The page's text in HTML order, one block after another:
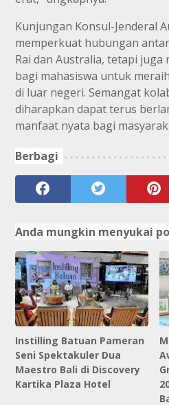
Kunjungan Konsul-Jenderal
memperkuat hubungan
Rai dan Australia, tetapi
bagi mahasiswa untuk
di luar negeri. Semangat
diharapkan dapat terus
manfaat nyata bagi
Berbagi
Anda mungkin menyukai
Instilling Batuan Pameran
Seni Spektakuler Dua
Maestro Bali di Discovery
Kartika Plaza Hotel